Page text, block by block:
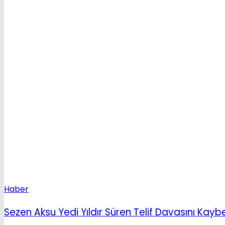
Haber
Sezen Aksu Yedi Yıldır Süren Telif Davasını